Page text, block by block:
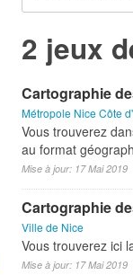
2 jeux
Cartographie
Métropole Nice Côte
Vous trouverez
au format
Mise à jour: 17 Mai 2019
Cartographie
Ville de Nice
Vous trouverez ici
Mise à jour: 17 Mai 2019